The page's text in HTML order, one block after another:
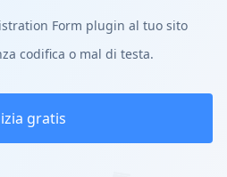
Form plugin al tuo sito
codifica o mal di testa.
gratis